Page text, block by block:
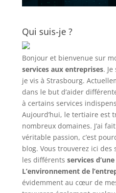
Qui suis-je ?
Bonjour et bienvenue sur
services aux entreprises. Je
je vis à Strasbourg.
dans le but d’aider
à certains services
Aujourd’hui, le tertiaire est
nombreux domaines. J’ai
véritable passion, c’est
blog. Vous trouverez ici
les différents services
L’environnement de
évidemment au cœur de